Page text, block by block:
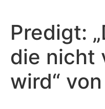
Predigt:
die nicht
wird“